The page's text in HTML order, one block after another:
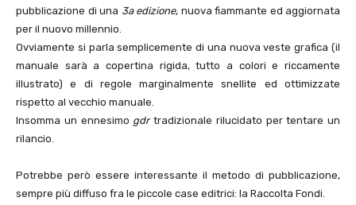
pubblicazione di una 3a edizione, nuova fiammante ed aggiornata
per il nuovo millennio.
Ovviamente si parla semplicemente di una nuova veste grafica (il
manuale sarà a copertina rigida, tutto a colori e riccamente
illustrato) e di regole marginalmente snellite ed ottimizzate
rispetto al vecchio manuale.
Insomma un ennesimo gdrtradizionale rilucidato per tentare un
rilancio.
Potrebbe però essere interessante il metodo di pubblicazione,
sempre più diffuso fra le piccole case editrici: la Raccolta Fondi.